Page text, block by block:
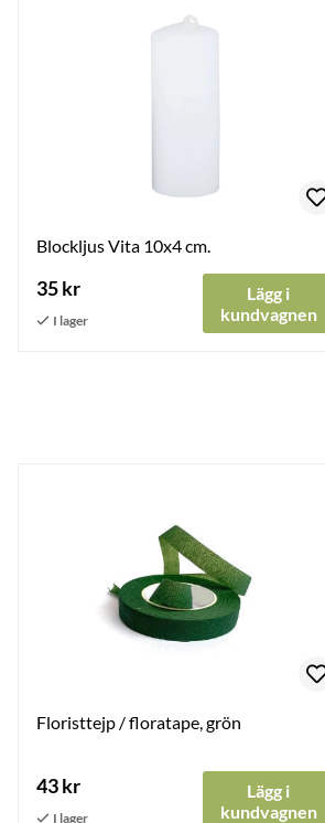
Blockljus Vita 10x4 cm.
35 kr
Lägg i
kundvagnen
Floristtejp / floratape, grön
43 kr
Lägg i
kundvagnen